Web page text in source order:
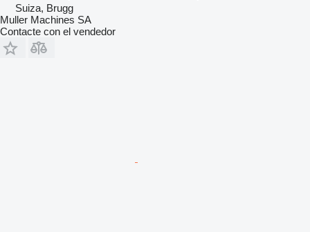
Suiza, Brugg
Muller Machines SA
Contacte con el vendedor